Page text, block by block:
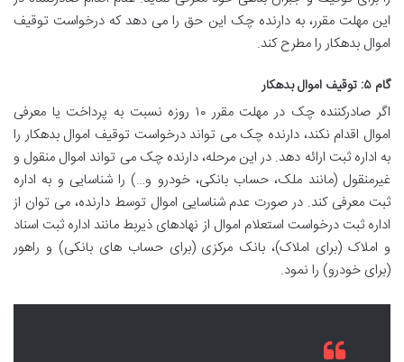
این مهلت مقرر، به دارنده چک این حق را می دهد که درخواست توقیف
اموال بدهکار را مطرح کند.
گام ۵: توقیف اموال بدهکار
اگر صادرکننده چک در مهلت مقرر ۱۰ روزه نسبت به پرداخت یا معرفی
اموال اقدام نکند، دارنده چک می تواند درخواست توقیف اموال بدهکار را
به اداره ثبت ارائه دهد. در این مرحله، دارنده چک می تواند اموال منقول و
غیرمنقول (مانند ملک، حساب بانکی، خودرو و…) را شناسایی و به اداره
ثبت معرفی کند. در صورت عدم شناسایی اموال توسط دارنده، می توان از
اداره ثبت درخواست استعلام اموال از نهادهای ذیربط مانند اداره ثبت اسناد
و املاک (برای املاک)، بانک مرکزی (برای حساب های بانکی) و راهور
(برای خودرو) را نمود.